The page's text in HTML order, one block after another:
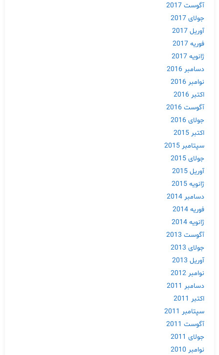
آگوست 2017
جولای 2017
آوریل 2017
فوریه 2017
ژانویه 2017
دسامبر 2016
نوامبر 2016
اکتبر 2016
آگوست 2016
جولای 2016
اکتبر 2015
سپتامبر 2015
جولای 2015
آوریل 2015
ژانویه 2015
دسامبر 2014
فوریه 2014
ژانویه 2014
آگوست 2013
جولای 2013
آوریل 2013
نوامبر 2012
دسامبر 2011
اکتبر 2011
سپتامبر 2011
آگوست 2011
جولای 2011
نوامبر 2010